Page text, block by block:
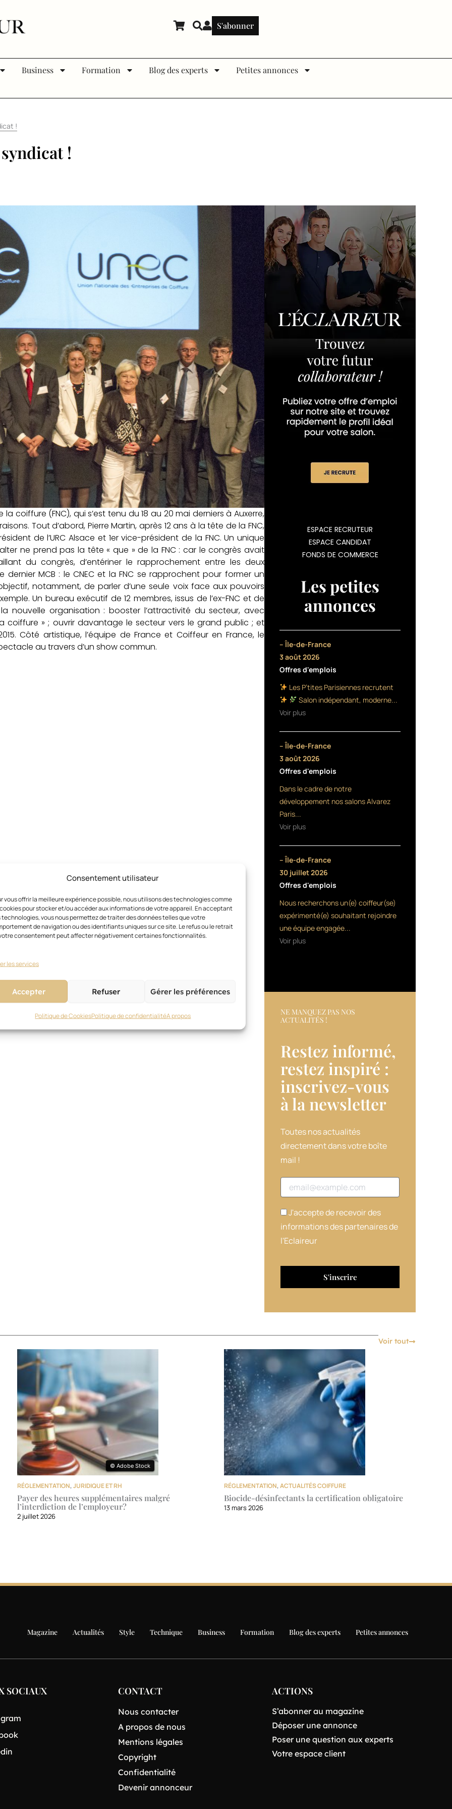
Consentement utilisateur
vous offrir la meilleure expérience possible, nous utilisons des technologies comme
pour stocker et/ou accéder aux informations de votre appareil. En acceptant
technologies, vous nous permettez de traiter des données telles que votre
de navigation ou des identifiants uniques sur ce site. Le refus ou le retrait
consentement peut affecter négativement certaines fonctionnalités.
les services
Accepter Refuser Gérer les préférences
Politique de CookiesPolitique de confidentialitéA propos
S'abonner
Business Formation Blog des experts Petites annonces
!
!
coiffure (FNC), qui s’est tenu du 18 au 20 mai derniers à Auxerre,
Tout d’abord, Pierre Martin, après 12 ans à la tête de la FNC,
de l’URC Alsace et 1er vice-président de la FNC. Un unique
ne prend pas la tête « que » de la FNC : car le congrès avait
du congrès, d’entériner le rapprochement entre les deux
MCB : le CNEC et la FNC se rapprochent pour former un
notamment, de parler d’une seule voix face aux pouvoirs
Un bureau exécutif de 12 membres, issus de l’ex-FNC et de
nouvelle organisation : booster l’attractivité du secteur, avec
coiffure » ; ouvrir davantage le secteur vers le grand public ; et
Côté artistique, l’équipe de France et Coiffeur en France, le
au travers d’un show commun.
ESPACE RECRUTEUR
ESPACE CANDIDAT
FONDS DE COMMERCE
Les petites
annonces
– Île-de-France
3 août 2026
Offres d'emplois
Les P’tites Parisiennes recrutent
Salon indépendant, moderne...
Voir plus
– Île-de-France
3 août 2026
Offres d'emplois
Dans le cadre de notre
développement nos salons Alvarez
Paris...
Voir plus
– Île-de-France
30 juillet 2026
Offres d'emplois
Nous recherchons un(e) coiffeur(se)
expérimenté(e) souhaitant rejoindre
une équipe engagée...
Voir plus
NE MANQUEZ PAS NOS
ACTUALITÉS !
Restez informé,
restez inspiré :
inscrivez-vous
à la newsletter​
Toutes nos actualités
directement dans votre boîte
mail !
Adresse email
J'accepte de recevoir des
informations des partenaires de
l'Eclaireur
Voir tout
© Adobe Stock
© Adobe Stock
RÉGLEMENTATION,JURIDIQUE ET RH
Payer des heures supplémentaires malgré
l’interdiction de l’employeur?
2 juillet 2026
RÉGLEMENTATION,ACTUALITÉS COIFFURE
Biocide-désinfectants la certification obligatoire
13 mars 2026
Magazine Actualités Style Technique Business Formation Blog des experts Petites annonces
SOCIAUX CONTACT
Nous contacter
A propos de nous
Mentions légales
Copyright
Confidentialité
Devenir annonceur
ACTIONS
S’abonner au magazine
Déposer une annonce
Poser une question aux experts
Votre espace client